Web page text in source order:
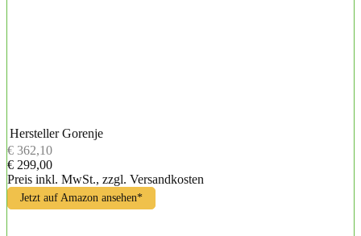
Hersteller Gorenje
€ 362,10
€ 299,00
Preis inkl. MwSt., zzgl. Versandkosten
Jetzt auf Amazon ansehen*